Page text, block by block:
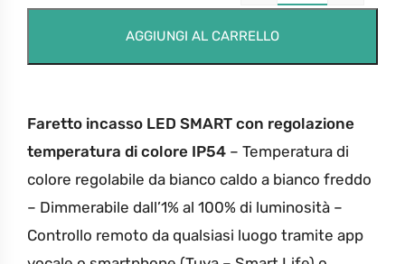
AGGIUNGI AL CARRELLO
Faretto incasso LED SMART con regolazione
temperatura di colore IP54 – Temperatura di
colore regolabile da bianco caldo a bianco freddo
– Dimmerabile dall’1% al 100% di luminosità –
Controllo remoto da qualsiasi luogo tramite app